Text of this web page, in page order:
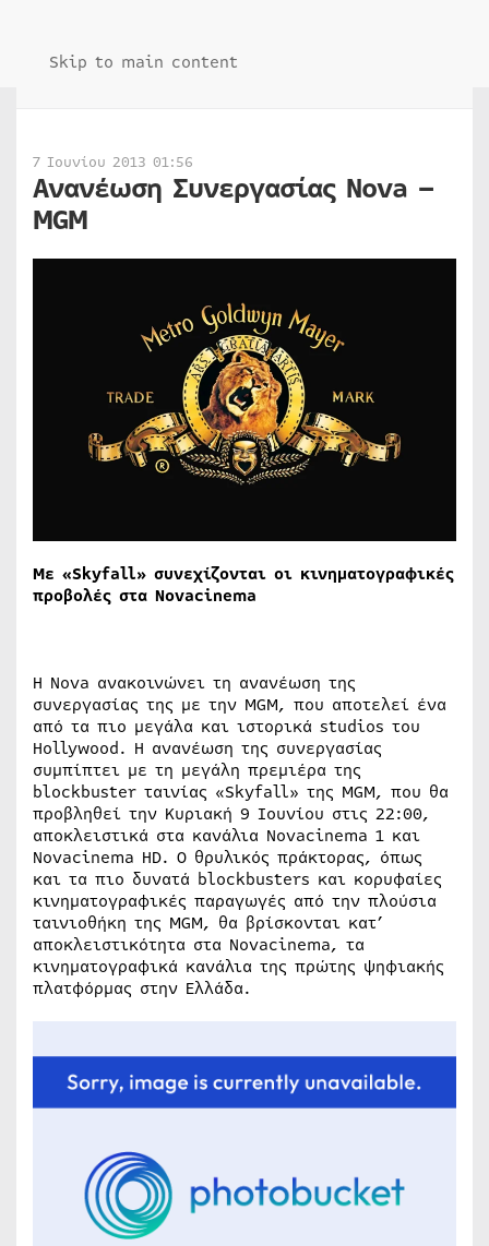
Skip to main content
7 Ιουνίου 2013 01:56
Ανανέωση Συνεργασίας Nova –
MGM
Με «Skyfall» συνεχίζονται οι κινηματογραφικές
προβολές στα Novacinema
Η Nova ανακοινώνει τη ανανέωση της
συνεργασίας της με την MGM, που αποτελεί ένα
από τα πιο μεγάλα και ιστορικά studios του
Hollywood. Η ανανέωση της συνεργασίας
συμπίπτει με τη μεγάλη πρεμιέρα της
blockbuster ταινίας «Skyfall» της MGM, που θα
προβληθεί την Κυριακή 9 Ιουνίου στις 22:00,
αποκλειστικά στα κανάλια Novacinema 1 και
Novacinema HD. Ο θρυλικός πράκτορας, όπως
και τα πιο δυνατά blockbusters και κορυφαίες
κινηματογραφικές παραγωγές από την πλούσια
ταινιοθήκη της MGM, θα βρίσκονται κατ’
αποκλειστικότητα στα Novacinema, τα
κινηματογραφικά κανάλια της πρώτης ψηφιακής
πλατφόρμας στην Ελλάδα.